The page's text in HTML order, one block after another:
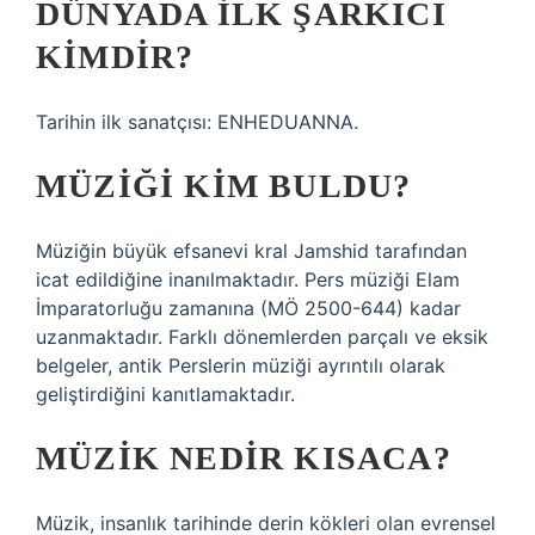
DÜNYADA ILK ŞARKICI
KIMDIR?
Tarihin ilk sanatçısı: ENHEDUANNA.
MÜZIĞI KIM BULDU?
Müziğin büyük efsanevi kral Jamshid tarafından
icat edildiğine inanılmaktadır. Pers müziği Elam
İmparatorluğu zamanına (MÖ 2500-644) kadar
uzanmaktadır. Farklı dönemlerden parçalı ve eksik
belgeler, antik Perslerin müziği ayrıntılı olarak
geliştirdiğini kanıtlamaktadır.
MÜZIK NEDIR KISACA?
Müzik, insanlık tarihinde derin kökleri olan evrensel